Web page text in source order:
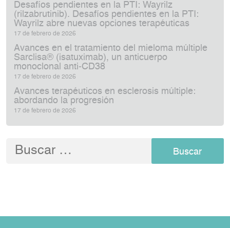
Desafíos pendientes en la PTI: Wayrilz
(rilzabrutinib). Desafíos pendientes en la PTI:
Wayrilz abre nuevas opciones terapéuticas
17 de febrero de 2026
Avances en el tratamiento del mieloma múltiple
Sarclisa® (isatuximab), un anticuerpo
monoclonal anti‑CD38
17 de febrero de 2026
Avances terapéuticos en esclerosis múltiple:
abordando la progresión
17 de febrero de 2026
Buscar: